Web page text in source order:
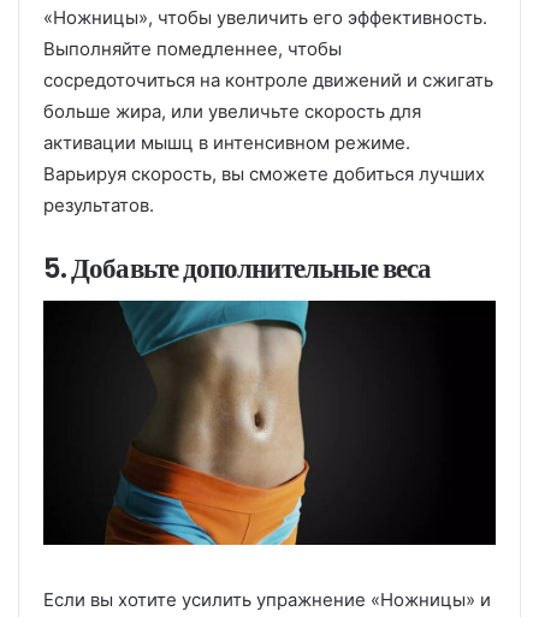
«Ножницы», чтобы увеличить его эффективность.
Выполняйте помедленнее, чтобы
сосредоточиться на контроле движений и сжигать
больше жира, или увеличьте скорость для
активации мышц в интенсивном режиме.
Варьируя скорость, вы сможете добиться лучших
результатов.
5. Добавьте дополнительные веса
Если вы хотите усилить упражнение «Ножницы» и